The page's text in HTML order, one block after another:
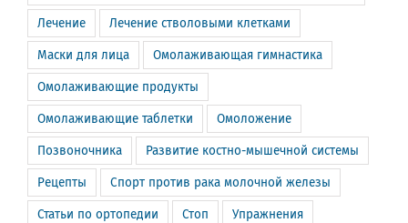
Лечение Лечение стволовыми клетками
Маски для лица Омолаживающая гимнастика
Омолаживающие продукты
Омолаживающие таблетки Омоложение
Позвоночника Развитие костно-мышечной системы
Рецепты Спорт против рака молочной железы
Статьи по ортопедии Стоп Упражнения